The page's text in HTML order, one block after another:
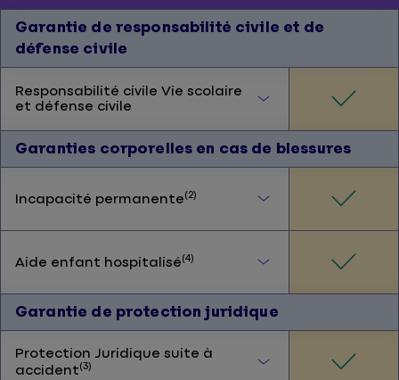
Garantie de responsabilité civile et de
défense civile
Responsabilité civile Vie scolaire
et défense civile
Garanties corporelles en cas de blessures
Incapacité permanente(2)
Aide enfant hospitalisé(4)
Garantie de protection juridique
Protection Juridique suite à
accident(3)